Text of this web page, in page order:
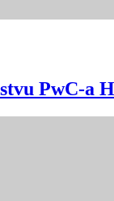
PwC-a